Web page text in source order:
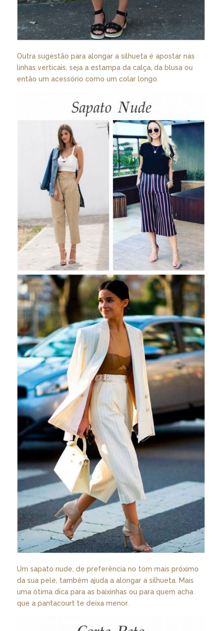
Outra sugestão para alongar a silhueta é apostar nas
linhas verticais, seja a estampa da calça, da blusa ou
então um acessório como um colar longo.
Um sapato nude, de preferência no tom mais próximo
da sua pele, também ajuda a alongar a silhueta. Mais
uma ótima dica para as baixinhas ou para quem acha
que a pantacourt te deixa menor.